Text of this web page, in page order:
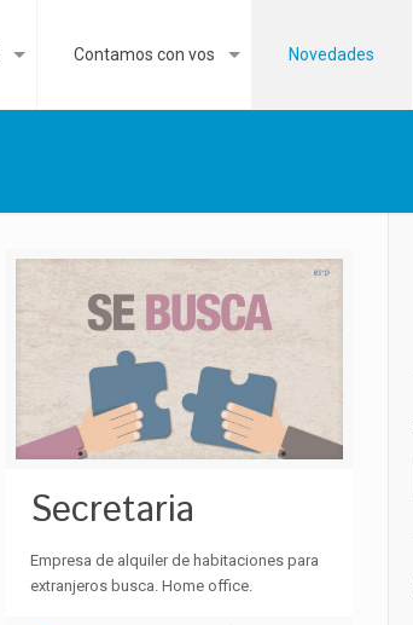
Contamos con vos Novedades
Secretaria
Empresa de alquiler de habitaciones para
extranjeros busca. Home office.